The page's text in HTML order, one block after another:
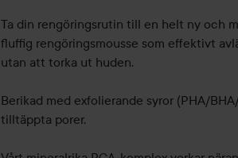
Ta din rengöringsrutin till en helt ny och
fluffig rengöringsmousse som effektivt
utan att torka ut huden.
Berikad med exfolierande syror (PHA/
tilltäppta porer.